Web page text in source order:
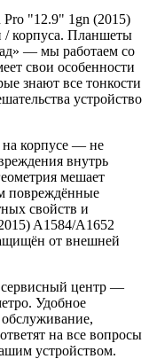
Pro "12.9" 1gn (2015)
корпуса. Планшеты
— мы работаем со
свои особенности
знают все тонкости
устройство
корпусе — не
внутрь
мешает
повреждённые
свойств и
A1584/A1652
от внешней
центр —
Удобное
на все вопросы
устройством.